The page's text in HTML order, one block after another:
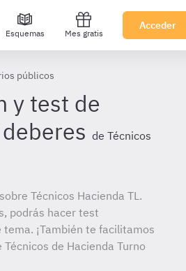
Esquemas Mes gratis
Acceder
públicos
y test de
de Técnicos
Técnicos Hacienda TL.
podrás hacer test
¡También te facilitamos
de Hacienda Turno